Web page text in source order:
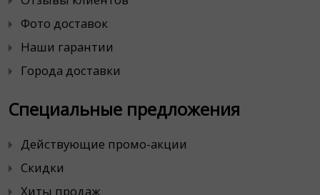
Фото доставок
Наши гарантии
Города доставки
Специальные предложения
Действующие промо-акции
Скидки
Хиты продаж